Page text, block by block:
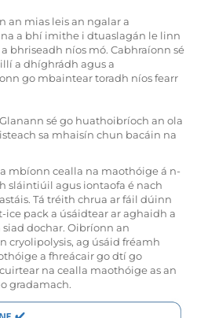
an mias leis an ngalar a
a bhí imithe i dtuaslagán le linn
bhriseadh níos mó. Cabhraíonn sé
a dhíghrádh agus a
go mbaintear toradh níos fearr
sé go huathoibríoch an ola
sa mhaisín chun bacáin na
mbíonn cealla na maothóige á n-
sláintiúil agus iontaofa é nach
Tá tréith chrua ar fáil dúinn
ice pack a úsáidtear ar aghaidh a
dochar. Oibríonn an
cryolipolysis, ag úsáid fréamh
a fhreácair go dtí go
na cealla maothóige as an
gradamach.